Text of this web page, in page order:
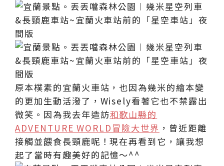
原本樸素的宜蘭火車站，也因為幾米的繪本變
的更加生動活潑了，Wisely看著它也不禁露出
微笑。因為我去年造訪和歌山縣的
ADVENTURE WORLD冒險大世界 ，曾近距離
接觸並餵食長頸鹿呢！現在再看到它，讓我想
起了當時有趣美好的記憶～^^